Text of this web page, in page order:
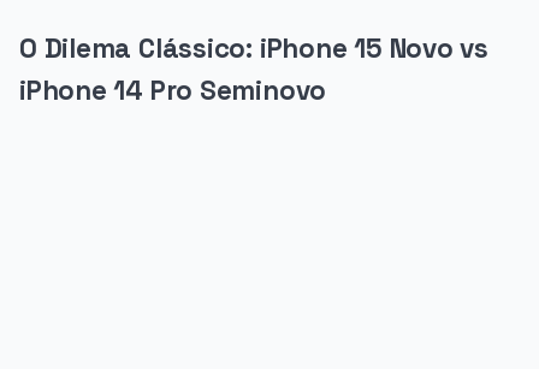
O Dilema Clássico: iPhone 15 Novo vs
iPhone 14 Pro Seminovo